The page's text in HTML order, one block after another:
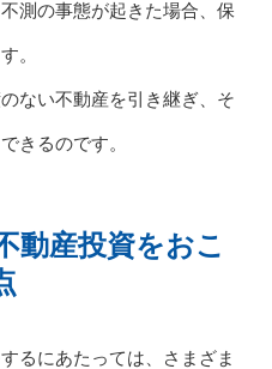
測の事態が起きた場合、保
。
ない不動産を引き継ぎ、そ
きるのです。
動産投資をおこ
るにあたっては、さまざま